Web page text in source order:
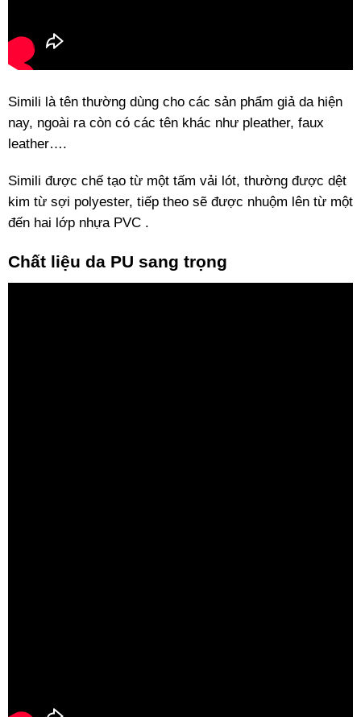
Simili là tên thường dùng cho các sản phẩm giả da hiện
nay, ngoài ra còn có các tên khác như pleather, faux
leather….
Simili được chế tạo từ một tấm vải lót, thường được dệt
kim từ sợi polyester, tiếp theo sẽ được nhuộm lên từ một
đến hai lớp nhựa PVC .
Chất liệu da PU sang trọng